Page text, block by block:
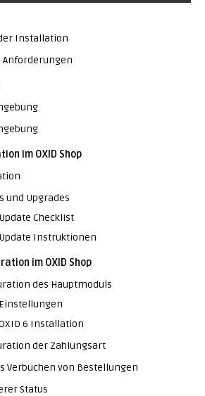
Installation
Anforderungen
im OXID Shop
und Upgrades
Update Checklist
Update Instruktionen
im OXID Shop
des Hauptmoduls
Einstellungen
6 Installation
der Zahlungsart
Verbuchen von Bestellungen
Status